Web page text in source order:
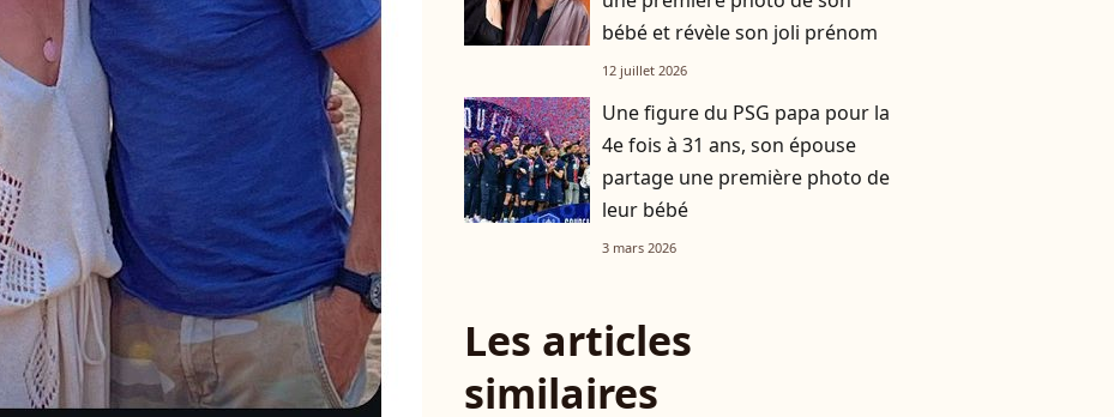
bébé et révèle son joli prénom
12 juillet 2026
Une figure du PSG papa pour la
4e fois à 31 ans, son épouse
partage une première photo de
leur bébé
3 mars 2026
Les articles
similaires